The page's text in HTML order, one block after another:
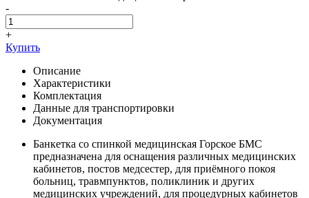
-
+
Купить
Описание
Характеристики
Комплектация
Данные для транспортировки
Документация
Банкетка со спинкой медицинская Горское БМС
предназначена для оснащения различных медицинских
кабинетов, постов медсестер, для приёмного покоя
больниц, травмпунктов, поликлиник и других
медицинских учреждений, для процедурных кабинетов